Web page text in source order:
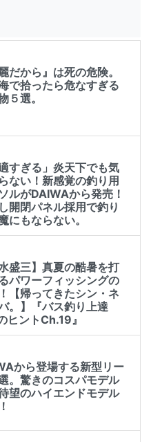
だから』は死の危険。
で拾ったら危なすぎる
５選。
適すぎる」炎天下でも気
ない！新感覚の釣り用
ルがDAIWAから発売！
開閉パネル採用で釣り
にもならない。
水盛三】真夏の酷暑を打
パワーフィッシングの
【帰ってきたシン・ネ
。】『バス釣り上達
ヒントCh.19』
から登場する新型リー
。驚きのコスパモデル
望のハイエンドモデル